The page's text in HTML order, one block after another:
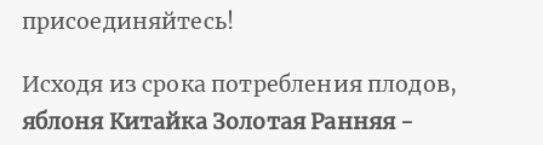
присоединяйтесь!
Исходя из срока потребления плодов,
яблоня Китайка Золотая Ранняя -